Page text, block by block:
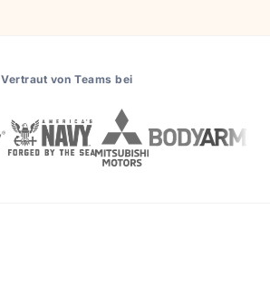
Vertraut von Teams bei